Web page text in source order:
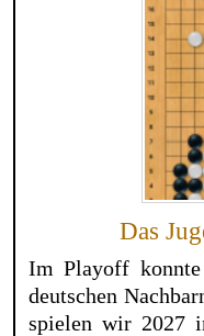
Das
Im Playoff konnte
deutschen
spielen wir 2027